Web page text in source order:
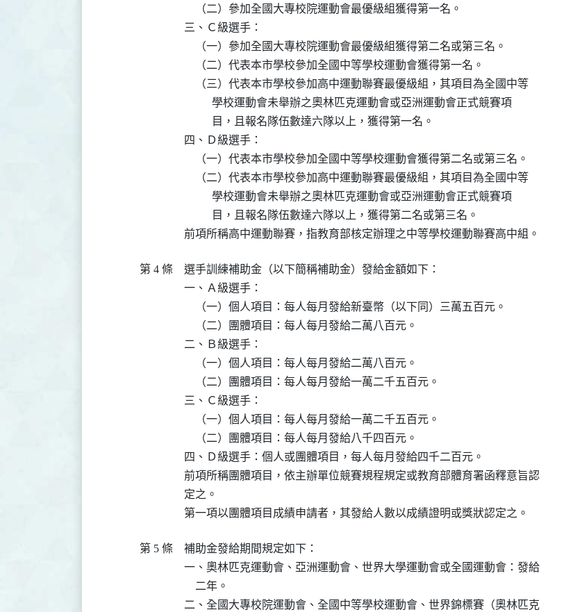
    （二）參加全國大專校院運動會最優級組獲得第一名。
三、Ｃ級選手：
    （一）參加全國大專校院運動會最優級組獲得第二名或第三名。
    （二）代表本市學校參加全國中等學校運動會獲得第一名。
    （三）代表本市學校參加高中運動聯賽最優級組，其項目為全國中等
          學校運動會未舉辦之奧林匹克運動會或亞洲運動會正式競賽項
          目，且報名隊伍數達六隊以上，獲得第一名。
四、Ｄ級選手：
    （一）代表本市學校參加全國中等學校運動會獲得第二名或第三名。
    （二）代表本市學校參加高中運動聯賽最優級組，其項目為全國中等
          學校運動會未舉辦之奧林匹克運動會或亞洲運動會正式競賽項
          目，且報名隊伍數達六隊以上，獲得第二名或第三名。
前項所稱高中運動聯賽，指教育部核定辦理之中等學校運動聯賽高中組。
第 4 條
選手訓練補助金（以下簡稱補助金）發給金額如下：
一、Ａ級選手：
    （一）個人項目：每人每月發給新臺幣（以下同）三萬五百元。
    （二）團體項目：每人每月發給二萬八百元。
二、Ｂ級選手：
    （一）個人項目：每人每月發給二萬八百元。
    （二）團體項目：每人每月發給一萬二千五百元。
三、Ｃ級選手：
    （一）個人項目：每人每月發給一萬二千五百元。
    （二）團體項目：每人每月發給八千四百元。
四、Ｄ級選手：個人或團體項目，每人每月發給四千二百元。
前項所稱團體項目，依主辦單位競賽規程規定或教育部體育署函釋意旨認
定之。
第一項以團體項目成績申請者，其發給人數以成績證明或獎狀認定之。
第 5 條
補助金發給期間規定如下：
一、奧林匹克運動會、亞洲運動會、世界大學運動會或全國運動會：發給
    二年。
二、全國大專校院運動會、全國中等學校運動會、世界錦標賽（奧林匹克